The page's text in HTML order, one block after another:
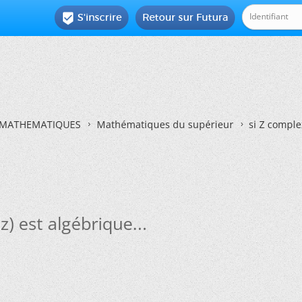
Retour sur Futura
 S'inscrire
MATHEMATIQUES Mathématiques du supérieur si Z
est algébrique...